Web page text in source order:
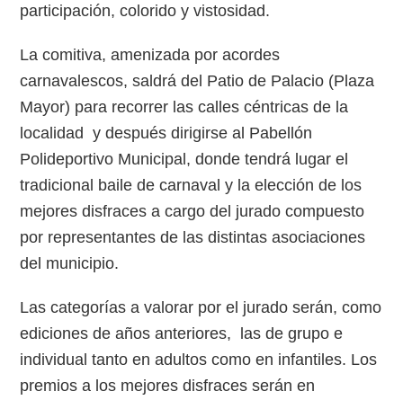
participación, colorido y vistosidad.
La comitiva, amenizada por acordes
carnavalescos, saldrá del Patio de Palacio (Plaza
Mayor) para recorrer las calles céntricas de la
localidad y después dirigirse al Pabellón
Polideportivo Municipal, donde tendrá lugar el
tradicional baile de carnaval y la elección de los
mejores disfraces a cargo del jurado compuesto
por representantes de las distintas asociaciones
del municipio.
Las categorías a valorar por el jurado serán, como
ediciones de años anteriores, las de grupo e
individual tanto en adultos como en infantiles. Los
premios a los mejores disfraces serán en